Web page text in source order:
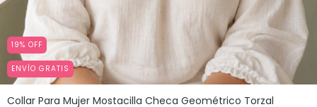
19% OFF
ENVÍO GRATIS
Collar Para Mujer Mostacilla Checa Geométrico Torzal